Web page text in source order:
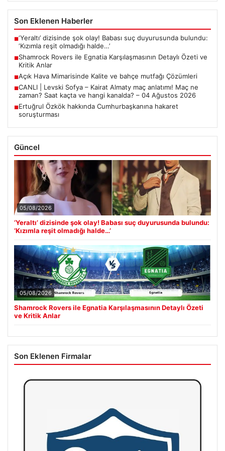
Son Eklenen Haberler
■‘Yeraltı’ dizisinde şok olay! Babası suç duyurusunda bulundu:
‘Kızımla reşit olmadığı halde…’
■Shamrock Rovers ile Egnatia Karşılaşmasının Detaylı Özeti ve
Kritik Anlar
■Açık Hava Mimarisinde Kalite ve bahçe mutfağı Çözümleri
■CANLI | Levski Sofya – Kairat Almaty maç anlatımı! Maç ne
zaman? Saat kaçta ve hangi kanalda? – 04 Ağustos 2026
■Ertuğrul Özkök hakkında Cumhurbaşkanına hakaret
soruşturması
Güncel
05/08/2026
‘Yeraltı’ dizisinde şok olay! Babası suç duyurusunda bulundu:
‘Kızımla reşit olmadığı halde…’
05/08/2026
Shamrock Rovers ile Egnatia Karşılaşmasının Detaylı Özeti
ve Kritik Anlar
Son Eklenen Firmalar